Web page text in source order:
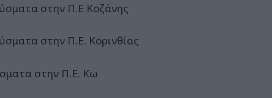
στην Π.Ε Κοζάνης
στην Π.Ε. Κορινθίας
στην Π.Ε. Κω